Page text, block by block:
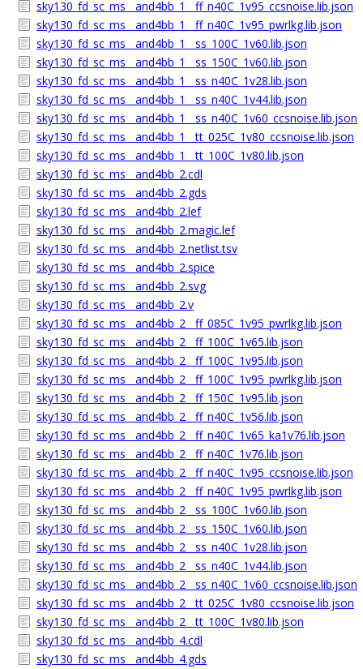
sky130_fd_sc_ms__and4bb_1__ff_n40C_1v95_ccsnoise.lib.json
sky130_fd_sc_ms__and4bb_1__ff_n40C_1v95_pwrlkg.lib.json
sky130_fd_sc_ms__and4bb_1__ss_100C_1v60.lib.json
sky130_fd_sc_ms__and4bb_1__ss_150C_1v60.lib.json
sky130_fd_sc_ms__and4bb_1__ss_n40C_1v28.lib.json
sky130_fd_sc_ms__and4bb_1__ss_n40C_1v44.lib.json
sky130_fd_sc_ms__and4bb_1__ss_n40C_1v60_ccsnoise.lib.json
sky130_fd_sc_ms__and4bb_1__tt_025C_1v80_ccsnoise.lib.json
sky130_fd_sc_ms__and4bb_1__tt_100C_1v80.lib.json
sky130_fd_sc_ms__and4bb_2.cdl
sky130_fd_sc_ms__and4bb_2.gds
sky130_fd_sc_ms__and4bb_2.lef
sky130_fd_sc_ms__and4bb_2.magic.lef
sky130_fd_sc_ms__and4bb_2.netlist.tsv
sky130_fd_sc_ms__and4bb_2.spice
sky130_fd_sc_ms__and4bb_2.svg
sky130_fd_sc_ms__and4bb_2.v
sky130_fd_sc_ms__and4bb_2__ff_085C_1v95_pwrlkg.lib.json
sky130_fd_sc_ms__and4bb_2__ff_100C_1v65.lib.json
sky130_fd_sc_ms__and4bb_2__ff_100C_1v95.lib.json
sky130_fd_sc_ms__and4bb_2__ff_100C_1v95_pwrlkg.lib.json
sky130_fd_sc_ms__and4bb_2__ff_150C_1v95.lib.json
sky130_fd_sc_ms__and4bb_2__ff_n40C_1v56.lib.json
sky130_fd_sc_ms__and4bb_2__ff_n40C_1v65_ka1v76.lib.json
sky130_fd_sc_ms__and4bb_2__ff_n40C_1v76.lib.json
sky130_fd_sc_ms__and4bb_2__ff_n40C_1v95_ccsnoise.lib.json
sky130_fd_sc_ms__and4bb_2__ff_n40C_1v95_pwrlkg.lib.json
sky130_fd_sc_ms__and4bb_2__ss_100C_1v60.lib.json
sky130_fd_sc_ms__and4bb_2__ss_150C_1v60.lib.json
sky130_fd_sc_ms__and4bb_2__ss_n40C_1v28.lib.json
sky130_fd_sc_ms__and4bb_2__ss_n40C_1v44.lib.json
sky130_fd_sc_ms__and4bb_2__ss_n40C_1v60_ccsnoise.lib.json
sky130_fd_sc_ms__and4bb_2__tt_025C_1v80_ccsnoise.lib.json
sky130_fd_sc_ms__and4bb_2__tt_100C_1v80.lib.json
sky130_fd_sc_ms__and4bb_4.cdl
sky130_fd_sc_ms__and4bb_4.gds